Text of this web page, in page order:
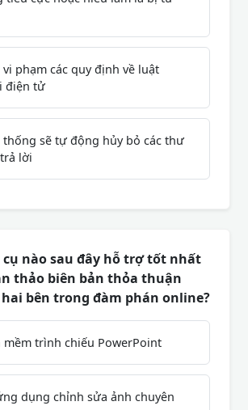
vi phạm các quy định về luật
điện tử
thống sẽ tự động hủy bỏ các thư
lời
cụ nào sau đây hỗ trợ tốt nhất
thảo biên bản thỏa thuận
bên trong đàm phán online?
mềm trình chiếu PowerPoint
dụng chỉnh sửa ảnh chuyên